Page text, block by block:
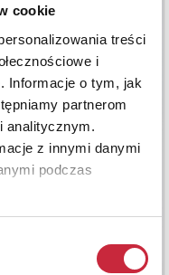
cookie
treści
i
Informacje o tym, jak
partnerom
analitycznym.
z innymi danymi
podczas